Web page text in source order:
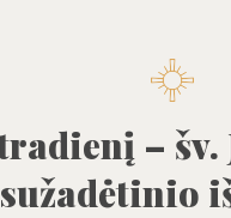
–
sužadėtinio